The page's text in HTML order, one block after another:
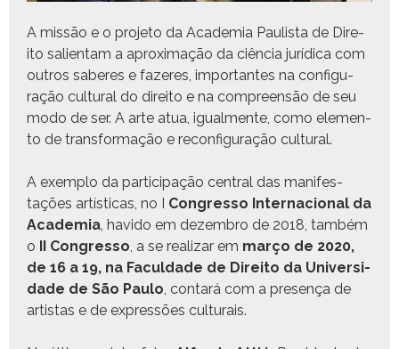
A mis­são e o pro­je­to da Acad­e­mia Paulista de Dire­
ito salien­tam a aprox­i­mação da ciên­cia jurídi­ca com
out­ros saberes e faz­eres, impor­tantes na con­fig­u­
ração cul­tur­al do dire­ito e na com­preen­são de seu
modo de ser. A arte atua, igual­mente, como ele­men­
to de trans­for­mação e recon­fig­u­ração cultural.
A exem­p­lo da par­tic­i­pação cen­tral das man­i­fes­
tações artís­ti­cas, no I Con­gres­so Inter­na­cional da
Acad­e­mia, havi­do em dezem­bro de 2018, tam­bém
o
II Con­gres­so, a se realizar em março de 2020,
de 16 a 19, na Fac­ul­dade de Dire­ito da Uni­ver­si­
dade de São Paulo, con­tará com a pre­sença de
artis­tas e de expressões culturais.